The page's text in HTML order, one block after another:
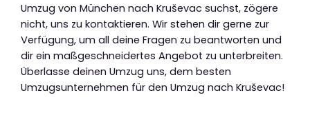
Umzug von München nach Kruševac suchst, zögere
nicht, uns zu kontaktieren. Wir stehen dir gerne zur
Verfügung, um all deine Fragen zu beantworten und
dir ein maßgeschneidertes Angebot zu unterbreiten.
Überlasse deinen Umzug uns, dem besten
Umzugsunternehmen für den Umzug nach Kruševac!